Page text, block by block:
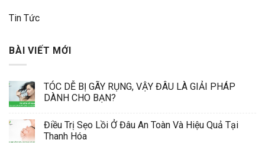
Tin Tức
BÀI VIẾT MỚI
TÓC DỄ BỊ GÃY RỤNG, VẬY ĐÂU LÀ GIẢI PHÁP
DÀNH CHO BẠN?
Điều Trị Sẹo Lồi Ở Đâu An Toàn Và Hiệu Quả Tại
Thanh Hóa